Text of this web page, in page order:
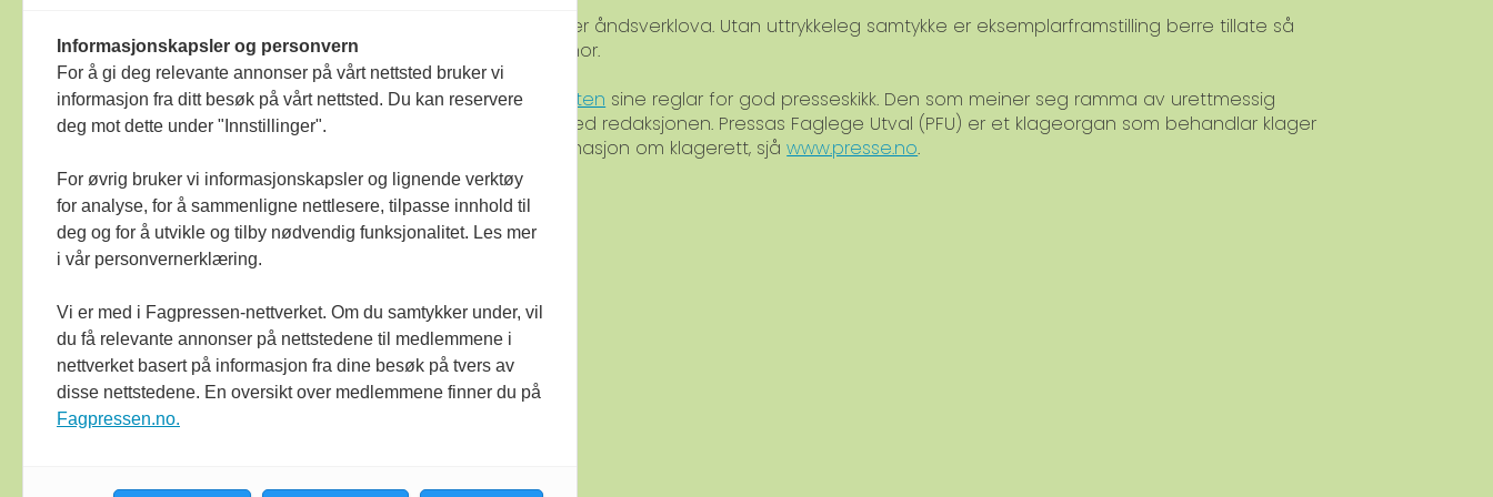
Materialet er verna etter åndsverklova. Utan uttrykkeleg samtykke er eksemplarframstilling berre tillate så
langt det har heimel i lov eller avtale med Kopinor.
Bok & bibliotek arbeider etterVer Varsam-plakaten sine reglar for god presseskikk. Den som meiner seg ramma av urettmessig
medieomtale, blir oppfordra om å ta kontakt med redaksjonen. Pressas Faglege Utval (PFU) er et klageorgan som behandlar klager
mot mediene i presseetiske spørsmål. For informasjon om klagerett, sjåwww.presse.no.
Bok & bibliotek
arbeider etterVer
Varsam -plakaten
Informasjonskapsler og personvern
For å gi deg relevante annonser på vårt nettsted bruker vi
informasjon fra ditt besøk på vårt nettsted. Du kan reservere
deg mot dette under "Innstillinger".
For øvrig bruker vi informasjonskapsler og lignende verktøy
for analyse, for å sammenligne nettlesere, tilpasse innhold til
deg og for å utvikle og tilby nødvendig funksjonalitet. Les mer
i vår personvernerklæring.
Vi er med i Fagpressen-nettverket. Om du samtykker under, vil
du få relevante annonser på nettstedene til medlemmene i
nettverket basert på informasjon fra dine besøk på tvers av
disse nettstedene. En oversikt over medlemmene finner du på
Fagpressen.no.